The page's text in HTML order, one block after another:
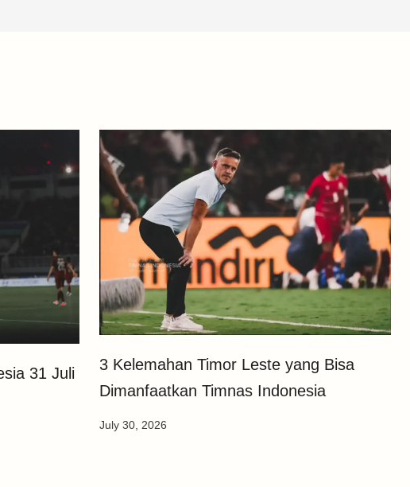
31 Juli
3 Kelemahan Timor Leste yang Bisa
Dimanfaatkan Timnas Indonesia
July 30, 2026